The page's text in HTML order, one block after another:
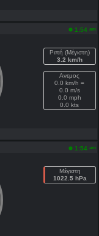
1:54 am
Ριπή (Μέγιστη)
3.2 km/h
Ανεμος
0.0 km/h =
0.0 m/s
0.0 mph
0.0 kts
1:54 am
Μέγιστη
1022.5 hPa